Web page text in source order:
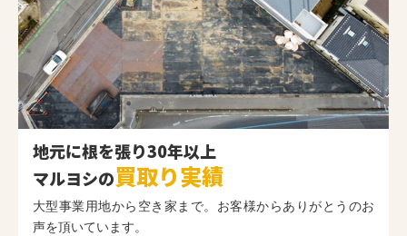
地元に根を張り30年以上
マルヨシの買取り実績
大型事業用地から空き家まで。お客様からありがとうのお
声を頂いています。